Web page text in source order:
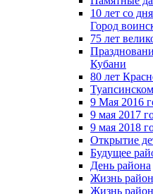
10 лет со
Город
75 лет
Кубани
80 лет
9 Мая 2016
9 мая 2017
9 мая 2018
Открытие
Будущее
День района
Жизнь
Жизнь